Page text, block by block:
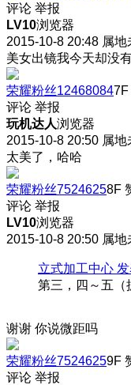
评论 举报
LV10浏览器
2015-10-8 20:48 属地
美女出镜我今天却没
荣耀粉丝124680847F
评论 举报
玩机达人浏览器
2015-10-8 20:50 属地
太美了，哈哈
荣耀粉丝75246258F
评论 举报
LV10浏览器
2015-10-8 20:50 属地
立式加工中心
第三，四～五（
谢谢 你说微距吗
荣耀粉丝75246259F
评论 举报